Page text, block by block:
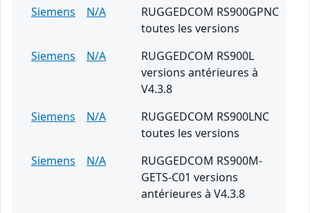
Siemens
N/A
RUGGEDCOM RS900GPNC
toutes les versions
Siemens
N/A
RUGGEDCOM RS900L
versions antérieures à
V4.3.8
Siemens
N/A
RUGGEDCOM RS900LNC
toutes les versions
Siemens
N/A
RUGGEDCOM RS900M-
GETS-C01 versions
antérieures à V4.3.8